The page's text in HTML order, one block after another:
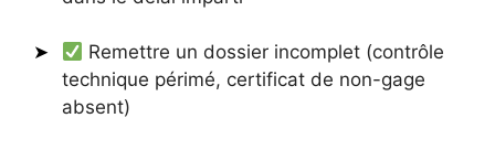
Remettre un dossier incomplet (contrôle
technique périmé, certificat de non-gage
absent)